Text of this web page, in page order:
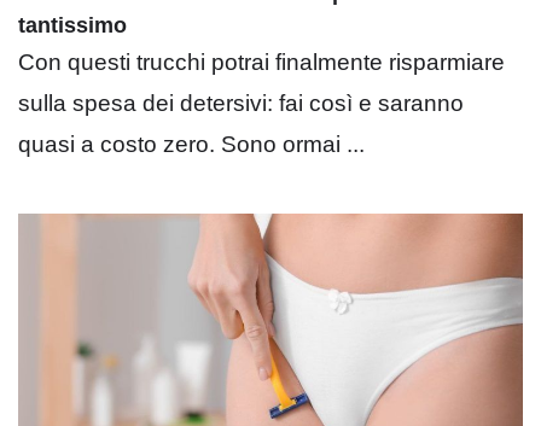
tantissimo
Con questi trucchi potrai finalmente risparmiare
sulla spesa dei detersivi: fai così e saranno
quasi a costo zero. Sono ormai ...